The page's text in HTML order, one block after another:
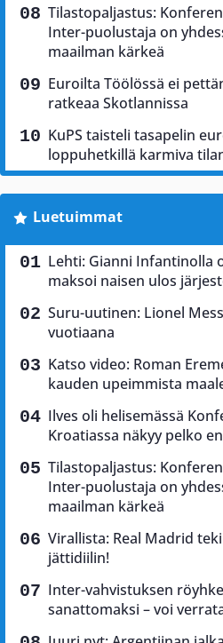
Tilastopaljastus:
Inter-puolustaja on
maailman kärkeä
Euroilta Töölössä ei
ratkeaa Skotlannissa
KuPS taisteli tasapelin
loppuhetkillä karmiva
Luetuimmat
Lehti: Gianni Infantinolla
maksoi naisen ulos
Suru-uutinen: Lionel
vuotiaana
Katso video: Roman
kauden upeimmista
Ilves oli helisemässä
Kroatiassa näkyy pelko
Tilastopaljastus:
Inter-puolustaja on
maailman kärkeä
Virallista: Real Madrid
jättidiilin!
Inter-vahvistuksen
sanattomaksi – voi